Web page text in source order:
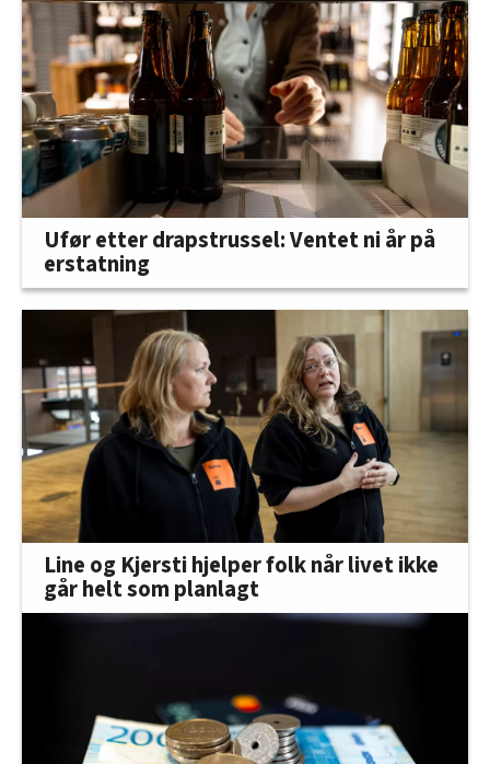
Ufør etter drapstrussel: Ventet ni år på
erstatning
Line og Kjersti hjelper folk når livet ikke
går helt som planlagt